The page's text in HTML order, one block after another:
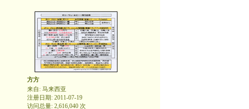
方方
来自: 马来西亚
注册日期: 2011-07-19
访问总量: 2,616,040 次